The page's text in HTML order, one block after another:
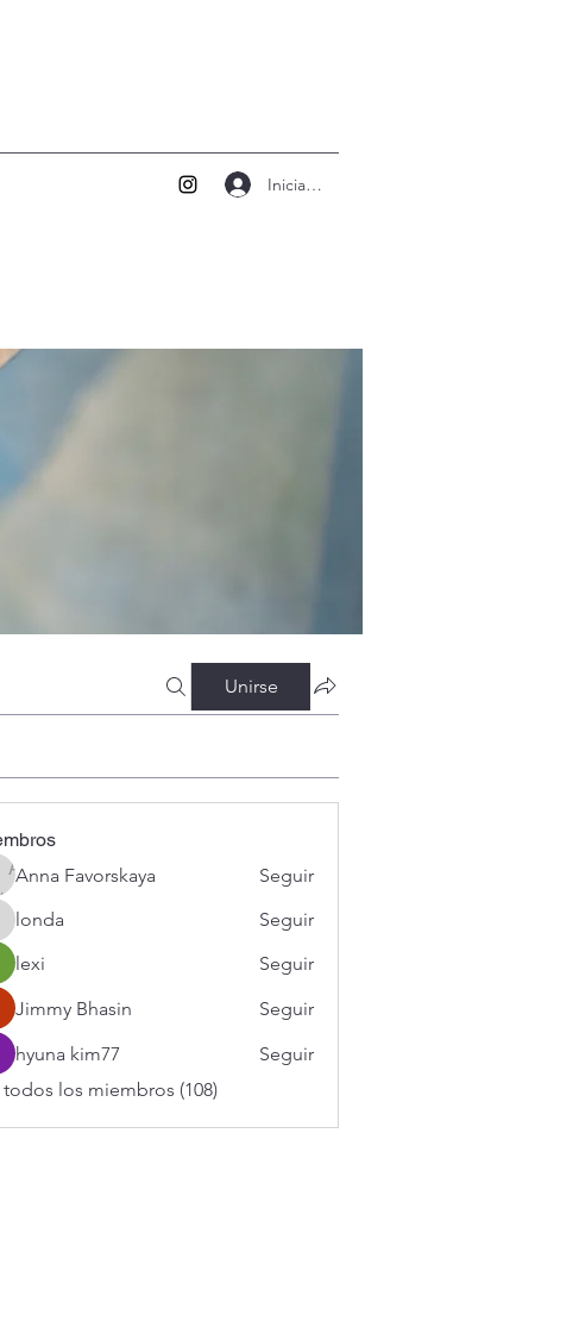
Iniciar sesión
Unirse
Anna Favorskaya
Seguir
londa
Seguir
lexi
Seguir
Jimmy Bhasin
Seguir
hyuna kim77
Seguir
todos los miembros (108)